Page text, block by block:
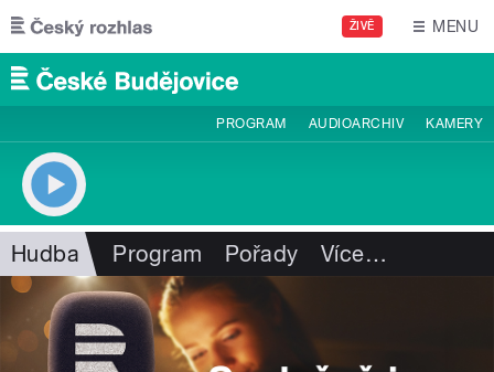
Přejít k hlavnímu obsahu
ŽIVĚ MENU
PROGRAM AUDIOARCHIV KAMERY
Hudba Program Pořady Více…